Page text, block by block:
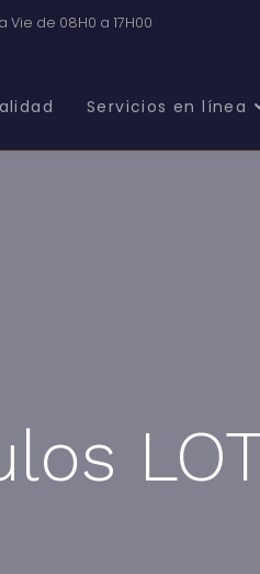
Vie de 08H0 a 17H00
Servicios en línea